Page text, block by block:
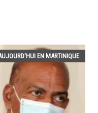
EN MARTINIQUE